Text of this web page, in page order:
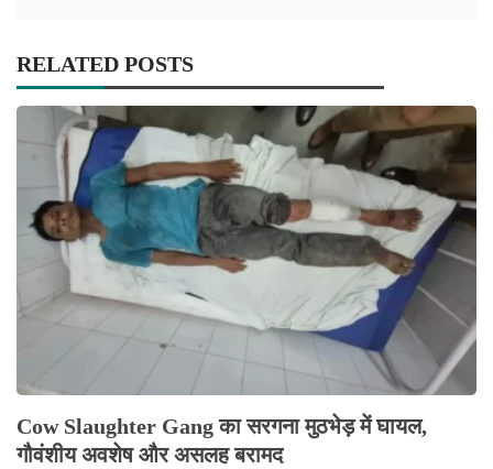
RELATED POSTS
Cow Slaughter Gang का सरगना मुठभेड़ में घायल,
गौवंशीय अवशेष और असलह बरामद